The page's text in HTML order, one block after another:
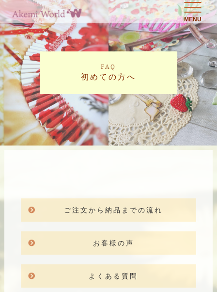
MENU
FAQ
初めての方へ
ご注文から納品までの流れ
お客様の声
よくある質問